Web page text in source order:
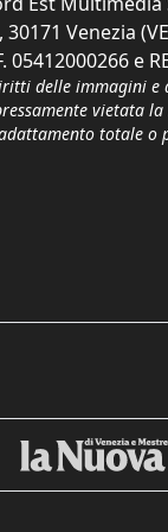
30171 Venezia
05412000266 e
delle immagini e
vietata
totale o